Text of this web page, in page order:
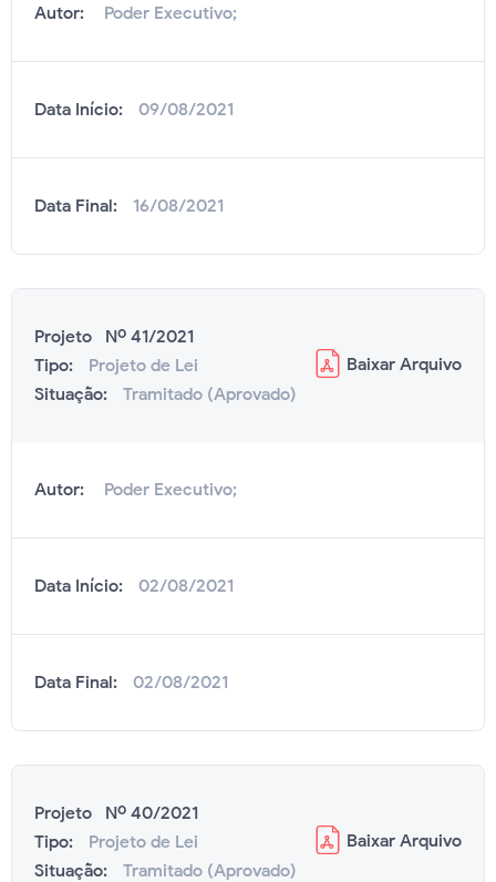
Autor: Poder Executivo;
Data Início: 09/08/2021
Data Final: 16/08/2021
Projeto Nº 41/2021
Tipo:
Projeto de Lei
Situação:
Tramitado (Aprovado)
Baixar Arquivo
Autor: Poder Executivo;
Data Início: 02/08/2021
Data Final: 02/08/2021
Projeto Nº 40/2021
Tipo:
Projeto de Lei
Situação:
Tramitado (Aprovado)
Baixar Arquivo